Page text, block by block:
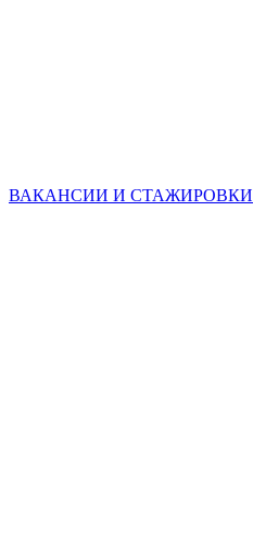
ВАКАНСИИ И СТАЖИРОВКИ